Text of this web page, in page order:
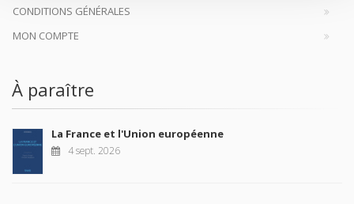
CONDITIONS GÉNÉRALES
MON COMPTE
À paraître
La France et l'Union européenne
4 sept. 2026